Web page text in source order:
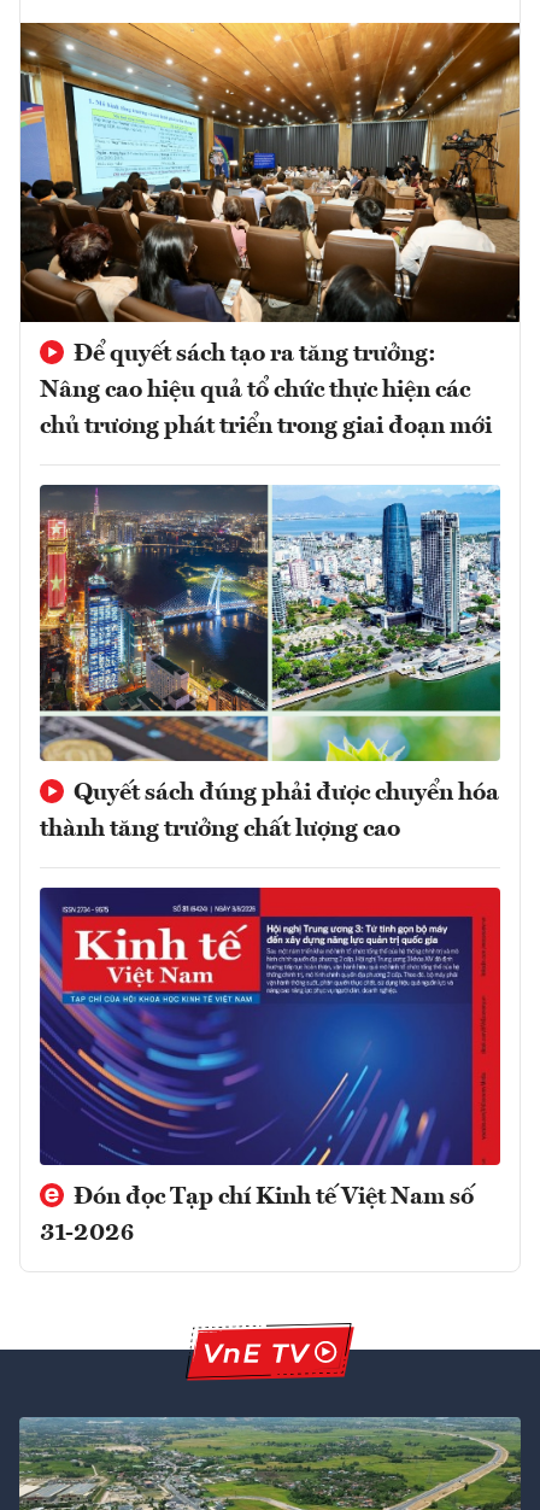
Để quyết sách tạo ra tăng trưởng:
Nâng cao hiệu quả tổ chức thực hiện các
chủ trương phát triển trong giai đoạn mới
Quyết sách đúng phải được chuyển hóa
thành tăng trưởng chất lượng cao
Đón đọc Tạp chí Kinh tế Việt Nam số
31-2026